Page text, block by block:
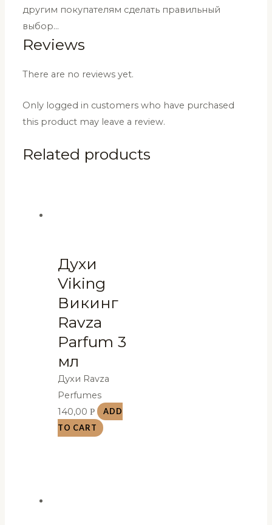
другим покупателям сделать правильный
выбор…
Reviews
There are no reviews yet.
Only logged in customers who have purchased
this product may leave a review.
Related products
Духи
Viking
Викинг
Ravza
Parfum 3
мл
Духи Ravza
Perfumes
140,00Р
ADD
TO CART